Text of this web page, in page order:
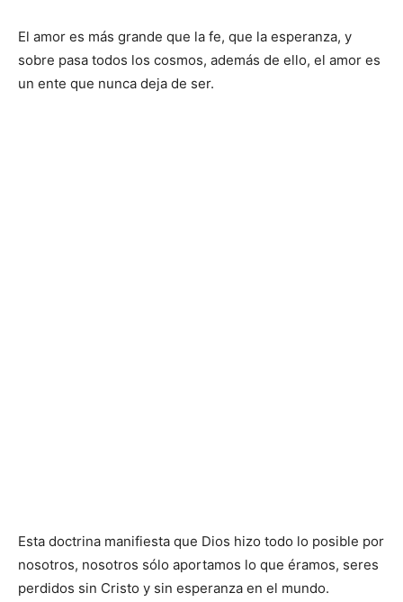
El amor es más grande que la fe, que la esperanza, y
sobre pasa todos los cosmos, además de ello, el amor es
un ente que nunca deja de ser.
Esta doctrina manifiesta que Dios hizo todo lo posible por
nosotros, nosotros sólo aportamos lo que éramos, seres
perdidos sin Cristo y sin esperanza en el mundo.